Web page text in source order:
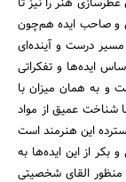
هنر را نیز تا
و صاحب ایده هم‌چون
مسیر درست و آینده‌ای
ایده‌ها و تفکراتی
و به همان میزان با
شناخت عمیق از مواد
این هنرمند است
بکر از این ایده‌ها به
منظور القای شخصیتی